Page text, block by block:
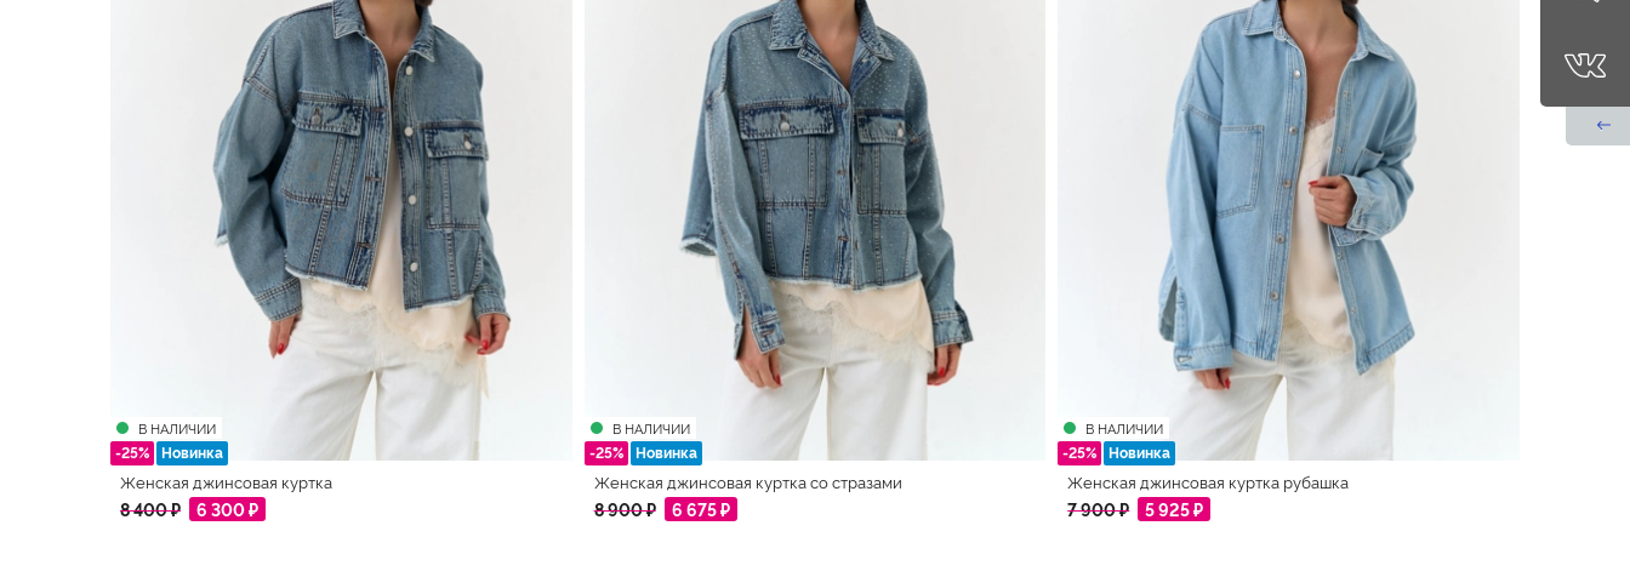
В НАЛИЧИИ
-25% Новинка
Женская джинсовая куртка
8 400 ₽ 6 300 ₽
В НАЛИЧИИ
-25% Новинка
Женская джинсовая куртка со стразами
8 900 ₽ 6 675 ₽
В НАЛИЧИИ
-25% Новинка
Женская джинсовая куртка рубашка
7 900 ₽ 5 925 ₽